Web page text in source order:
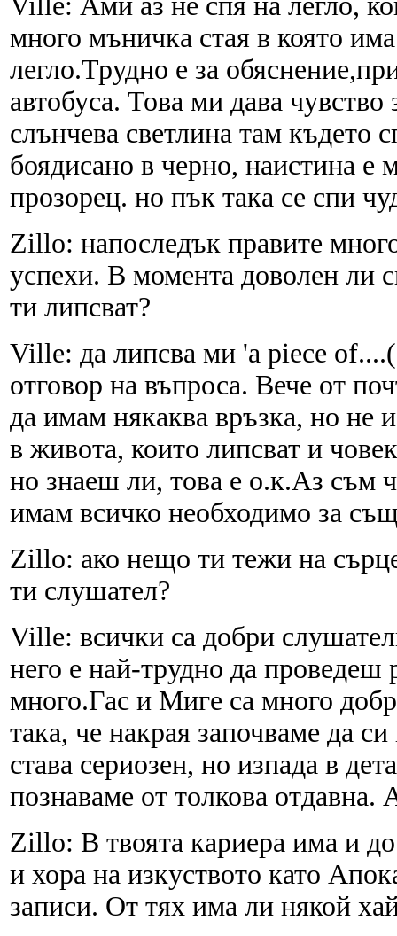
много мъничка стая в която
легло.Трудно е за
автобуса. Това ми дава
слънчева светлина там
боядисано в черно, наистина е
прозорец. но пък така се спи
Zillo: напоследък правите
успехи. В момента доволен ли
ти липсват?
Ville: да липсва ми 'a piece
отговор на въпроса. Вече от
да имам някаква връзка, но не
в живота, които липсват и
но знаеш ли, това е о.к.Аз съм
имам всичко необходимо за
Zillo: ако нещо ти тежи на
ти слушател?
Ville: всички са добри
него е най-трудно да проведеш
много.Гас и Миге са много
така, че накрая започваме да
става сериозен, но изпада в
познаваме от толкова
Zillo: В твоята кариера има и
и хора на изкуството като
записи. От тях има ли някой